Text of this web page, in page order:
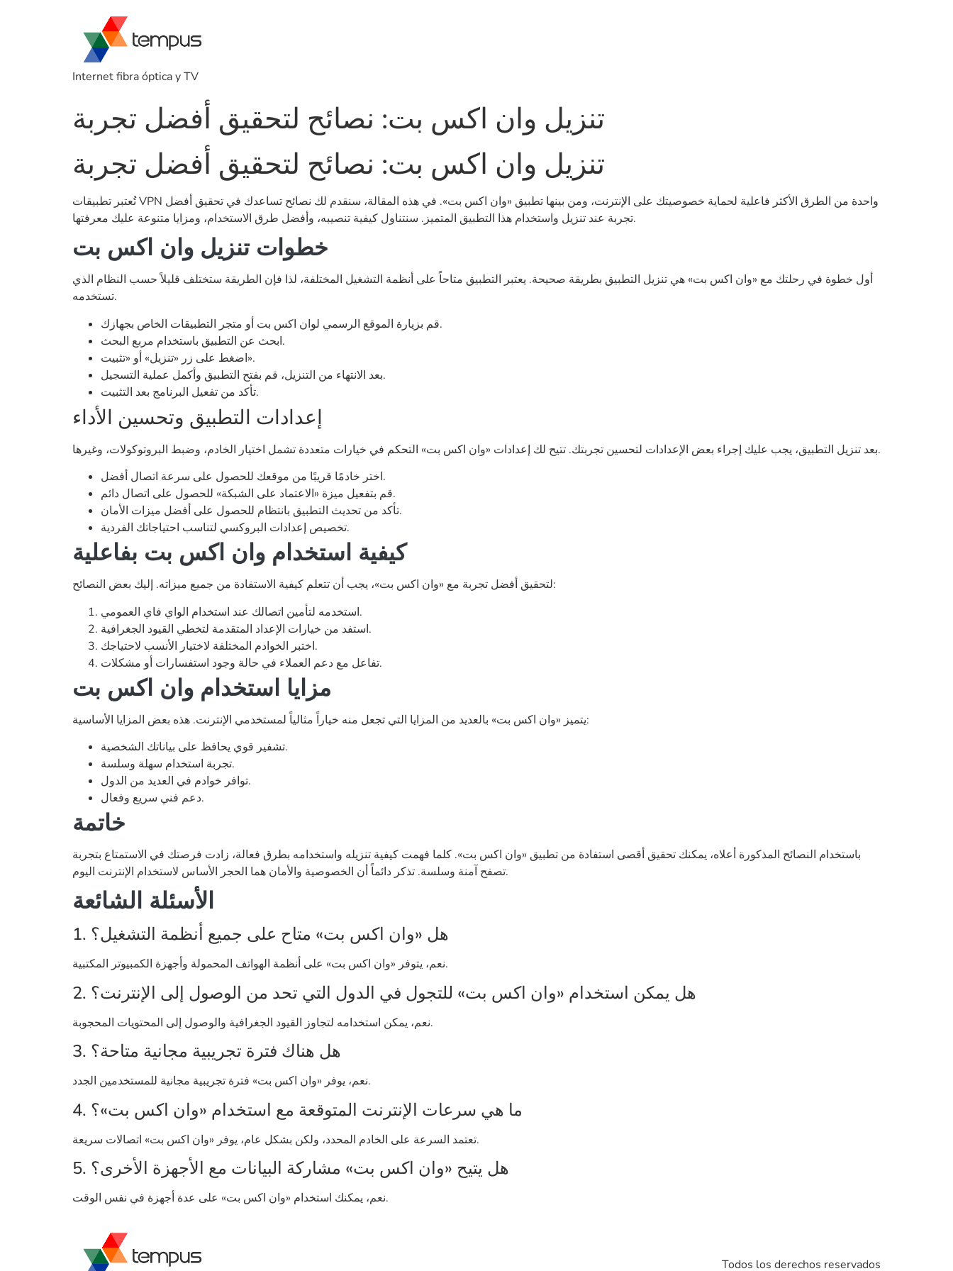
Internet fibra óptica y TV
تنزيل وان اكس بت: نصائح لتحقيق أفضل تجربة
تنزيل وان اكس بت: نصائح لتحقيق أفضل تجربة
تُعتبر تطبيقات VPN واحدة من الطرق الأكثر فاعلية لحماية خصوصيتك على الإنترنت، ومن بينها تطبيق «وان اكس بت». في هذه المقالة، سنقدم لك نصائح تساعدك في تحقيق أفضل
تجربة عند تنزيل واستخدام هذا التطبيق المتميز. سنتناول كيفية تنصيبه، وأفضل طرق الاستخدام، ومزايا متنوعة عليك معرفتها.
خطوات تنزيل وان اكس بت
أول خطوة في رحلتك مع «وان اكس بت» هي تنزيل التطبيق بطريقة صحيحة. يعتبر التطبيق متاحاً على أنظمة التشغيل المختلفة، لذا فإن الطريقة ستختلف قليلاً حسب النظام الذي
تستخدمه.
قم بزيارة الموقع الرسمي لوان اكس بت أو متجر التطبيقات الخاص بجهازك.
ابحث عن التطبيق باستخدام مربع البحث.
اضغط على زر «تنزيل» أو «تثبيت».
بعد الانتهاء من التنزيل، قم بفتح التطبيق وأكمل عملية التسجيل.
تأكد من تفعيل البرنامج بعد التثبيت.
إعدادات التطبيق وتحسين الأداء
بعد تنزيل التطبيق، يجب عليك إجراء بعض الإعدادات لتحسين تجربتك. تتيح لك إعدادات «وان اكس بت» التحكم في خيارات متعددة تشمل اختيار الخادم، وضبط البروتوكولات، وغيرها.
اختر خادمًا قريبًا من موقعك للحصول على سرعة اتصال أفضل.
قم بتفعيل ميزة «الاعتماد على الشبكة» للحصول على اتصال دائم.
تأكد من تحديث التطبيق بانتظام للحصول على أفضل ميزات الأمان.
تخصيص إعدادات البروكسي لتناسب احتياجاتك الفردية.
كيفية استخدام وان اكس بت بفاعلية
لتحقيق أفضل تجربة مع «وان اكس بت»، يجب أن تتعلم كيفية الاستفادة من جميع ميزاته. إليك بعض النصائح:
استخدمه لتأمين اتصالك عند استخدام الواي فاي العمومي.
استفد من خيارات الإعداد المتقدمة لتخطي القيود الجغرافية.
اختبر الخوادم المختلفة لاختيار الأنسب لاحتياجك.
تفاعل مع دعم العملاء في حالة وجود استفسارات أو مشكلات.
مزايا استخدام وان اكس بت
يتميز «وان اكس بت» بالعديد من المزايا التي تجعل منه خياراً مثالياً لمستخدمي الإنترنت. هذه بعض المزايا الأساسية:
تشفير قوي يحافظ على بياناتك الشخصية.
تجربة استخدام سهلة وسلسة.
توافر خوادم في العديد من الدول.
دعم فني سريع وفعال.
خاتمة
باستخدام النصائح المذكورة أعلاه، يمكنك تحقيق أقصى استفادة من تطبيق «وان اكس بت». كلما فهمت كيفية تنزيله واستخدامه بطرق فعالة، زادت فرصتك في الاستمتاع بتجربة
تصفح آمنة وسلسة. تذكر دائماً أن الخصوصية والأمان هما الحجر الأساس لاستخدام الإنترنت اليوم.
الأسئلة الشائعة
1. هل «وان اكس بت» متاح على جميع أنظمة التشغيل؟
نعم، يتوفر «وان اكس بت» على أنظمة الهواتف المحمولة وأجهزة الكمبيوتر المكتبية.
2. هل يمكن استخدام «وان اكس بت» للتجول في الدول التي تحد من الوصول إلى الإنترنت؟
نعم، يمكن استخدامه لتجاوز القيود الجغرافية والوصول إلى المحتويات المحجوبة.
3. هل هناك فترة تجريبية مجانية متاحة؟
نعم، يوفر «وان اكس بت» فترة تجريبية مجانية للمستخدمين الجدد.
4. ما هي سرعات الإنترنت المتوقعة مع استخدام «وان اكس بت»؟
تعتمد السرعة على الخادم المحدد، ولكن بشكل عام، يوفر «وان اكس بت» اتصالات سريعة.
5. هل يتيح «وان اكس بت» مشاركة البيانات مع الأجهزة الأخرى؟
نعم، يمكنك استخدام «وان اكس بت» على عدة أجهزة في نفس الوقت.
Todos los derechos reservados